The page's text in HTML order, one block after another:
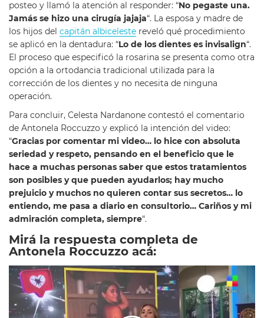
posteo y llamó la atención al responder: “No pegaste una.
Jamás se hizo una cirugía jajaja“. La esposa y madre de
los hijos del capitán albiceleste reveló qué procedimiento
se aplicó en la dentadura: “Lo de los dientes es invisalign“.
El proceso que especificó la rosarina se presenta como otra
opción a la ortodancia tradicional utilizada para la
corrección de los dientes y no necesita de ninguna
operación.
Para concluir, Celesta Nardanone contestó el comentario
de Antonela Roccuzzo y explicó la intención del video:
“Gracias por comentar mi video… lo hice con absoluta
seriedad y respeto, pensando en el beneficio que le
hace a muchas personas saber que estos tratamientos
son posibles y que pueden ayudarlos; hay mucho
prejuicio y muchos no quieren contar sus secretos… lo
entiendo, me pasa a diario en consultorio… Cariños y mi
admiración completa, siempre“.
Mirá la respuesta completa de
Antonela Roccuzzo acá: